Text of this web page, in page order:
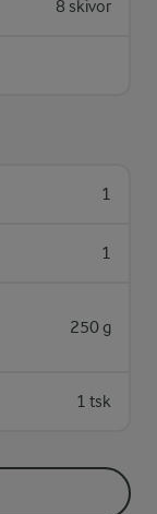
8 skivor
1
1
250 g
1 tsk